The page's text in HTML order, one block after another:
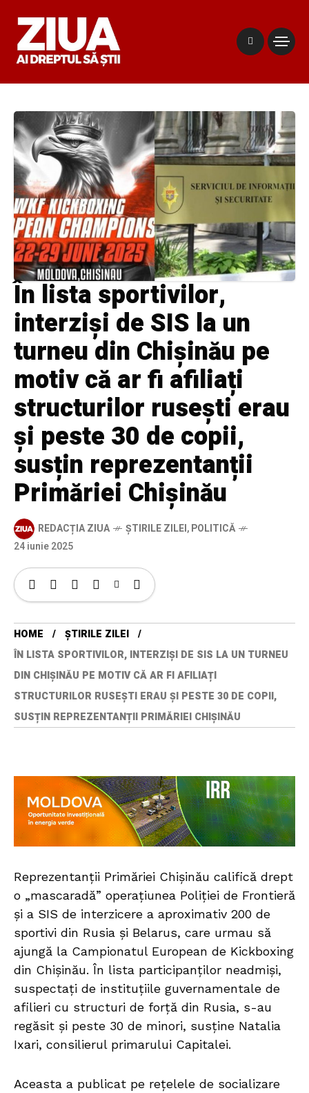
În lista sportivilor,
interziși de SIS la un
turneu din Chișinău pe
motiv că ar fi afiliați
structurilor rusești erau
și peste 30 de copii,
susțin reprezentanții
Primăriei Chișinău
REDACȚIA ZIUA ȘTIRILE ZILEI,POLITICĂ
24 iunie 2025
HOME
ȘTIRILE ZILEI
ÎN LISTA SPORTIVILOR, INTERZIȘI DE SIS LA UN TURNEU
DIN CHIȘINĂU PE MOTIV CĂ AR FI AFILIAȚI
STRUCTURILOR RUSEȘTI ERAU ȘI PESTE 30 DE COPII,
SUSȚIN REPREZENTANȚII PRIMĂRIEI CHIȘINĂU
Reprezentanții Primăriei Chișinău califică drept
o „mascaradă” operațiunea Poliției de Frontieră
și a SIS de interzicere a aproximativ 200 de
sportivi din Rusia și Belarus, care urmau să
ajungă la Campionatul European de Kickboxing
din Chișinău. În lista participanților neadmiși,
suspectați de instituțiile guvernamentale de
afilieri cu structuri de forță din Rusia, s-au
regăsit și peste 30 de minori, susține Natalia
Ixari, consilierul primarului Capitalei.
Aceasta a publicat pe rețelele de socializare